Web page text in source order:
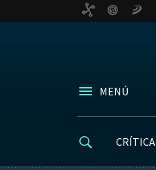
MENÚ
CRÍTICA